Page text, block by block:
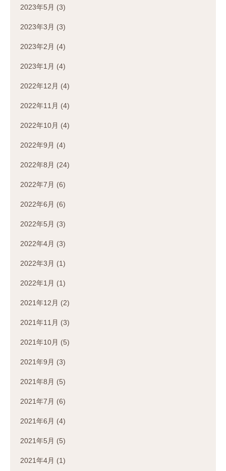
2023年5月 (3)
2023年3月 (3)
2023年2月 (4)
2023年1月 (4)
2022年12月 (4)
2022年11月 (4)
2022年10月 (4)
2022年9月 (4)
2022年8月 (24)
2022年7月 (6)
2022年6月 (6)
2022年5月 (3)
2022年4月 (3)
2022年3月 (1)
2022年1月 (1)
2021年12月 (2)
2021年11月 (3)
2021年10月 (5)
2021年9月 (3)
2021年8月 (5)
2021年7月 (6)
2021年6月 (4)
2021年5月 (5)
2021年4月 (1)